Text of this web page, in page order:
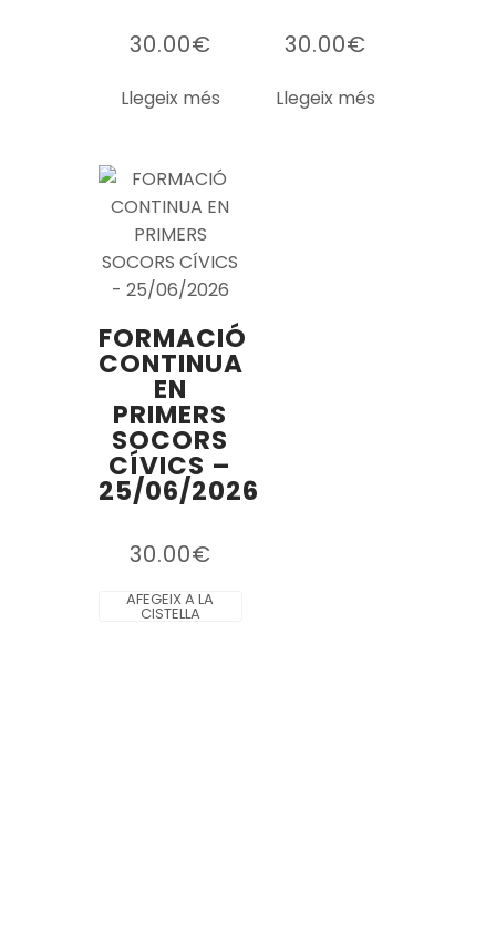
30.00€
Llegeix més
30.00€
Llegeix més
FORMACIÓ
CONTINUA
EN
PRIMERS
SOCORS
CÍVICS –
25/06/2026
30.00€
AFEGEIX A LA
CISTELLA